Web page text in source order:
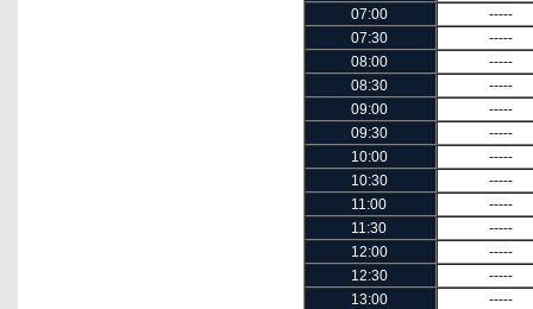
07:00
-----
07:30
-----
08:00
-----
08:30
-----
09:00
-----
09:30
-----
10:00
-----
10:30
-----
11:00
-----
11:30
-----
12:00
-----
12:30
-----
13:00
-----